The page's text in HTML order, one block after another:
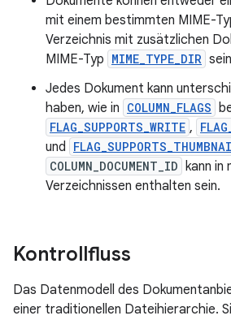
mit einem bestimmten MIME-
Verzeichnis mit zusätzlichen
MIME-Typ MIME_TYPE_DIR
Jedes Dokument kann
haben, wie in COLUMN_FLAGS
FLAG_SUPPORTS_WRITE ,
und
COLUMN_DOCUMENT_ID kann in
Verzeichnissen enthalten sein.
Kontrollfluss
Das Datenmodell des
einer traditionellen Dateihierarchie.